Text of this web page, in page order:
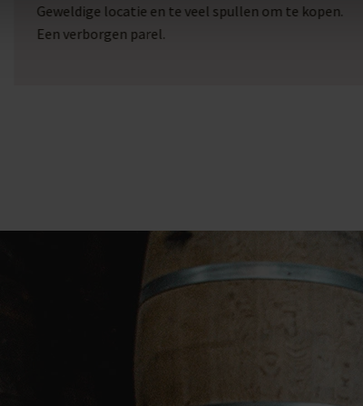
Geweldige locatie en te veel spullen om te kopen.
Een verborgen parel.